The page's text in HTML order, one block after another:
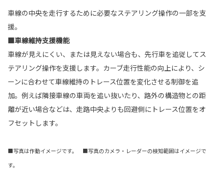
車線の中央を走行するために必要なステアリング操作の一部を支
援。
■車線維持支援機能
車線が見えにくい、または見えない場合も、先行車を追従してス
テアリング操作を支援します。カーブ走行性能の向上により、シ
ーンに合わせて車線維持のトレース位置を変化させる制御を追
加。例えば隣接車線の車両を追い抜いたり、路外の構造物との距
離が近い場合などは、走路中央よりも回避側にトレース位置をオ
フセットします。
■写真は作動イメージです。 ■写真のカメラ・レーダーの検知範囲はイメージで
す。